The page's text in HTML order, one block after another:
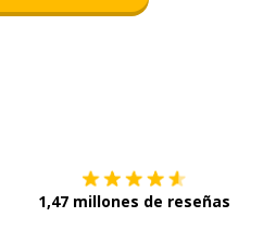
1,47 millones de reseñas